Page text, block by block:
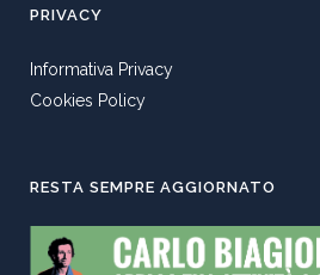
PRIVACY
Informativa Privacy
Cookies Policy
RESTA SEMPRE AGGIORNATO